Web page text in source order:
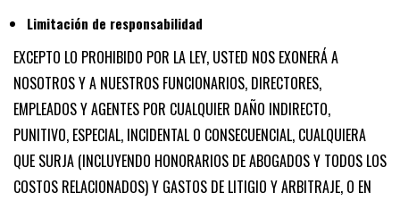
Limitación de responsabilidad
EXCEPTO LO PROHIBIDO POR LA LEY, USTED NOS EXONERÁ A
NOSOTROS Y A NUESTROS FUNCIONARIOS, DIRECTORES,
EMPLEADOS Y AGENTES POR CUALQUIER DAÑO INDIRECTO,
PUNITIVO, ESPECIAL, INCIDENTAL O CONSECUENCIAL, CUALQUIERA
QUE SURJA (INCLUYENDO HONORARIOS DE ABOGADOS Y TODOS LOS
COSTOS RELACIONADOS) Y GASTOS DE LITIGIO Y ARBITRAJE, O EN